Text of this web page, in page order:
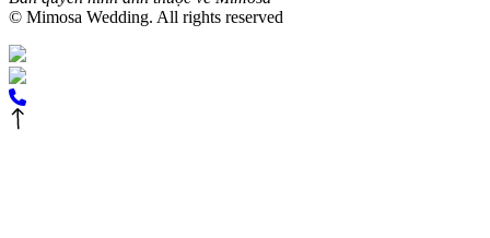
© Mimosa Wedding. All rights reserved